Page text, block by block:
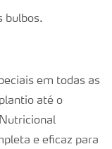
bulbos.
em todas as
até o
e eficaz para